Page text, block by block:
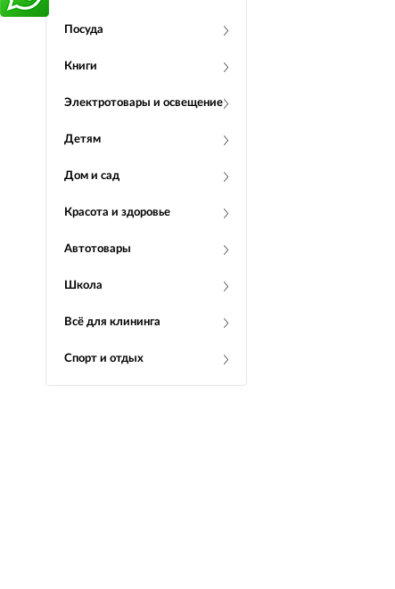
Посуда
Книги
Электротовары и освещение
Детям
Дом и сад
Красота и здоровье
Автотовары
Школа
Всё для клининга
Спорт и отдых